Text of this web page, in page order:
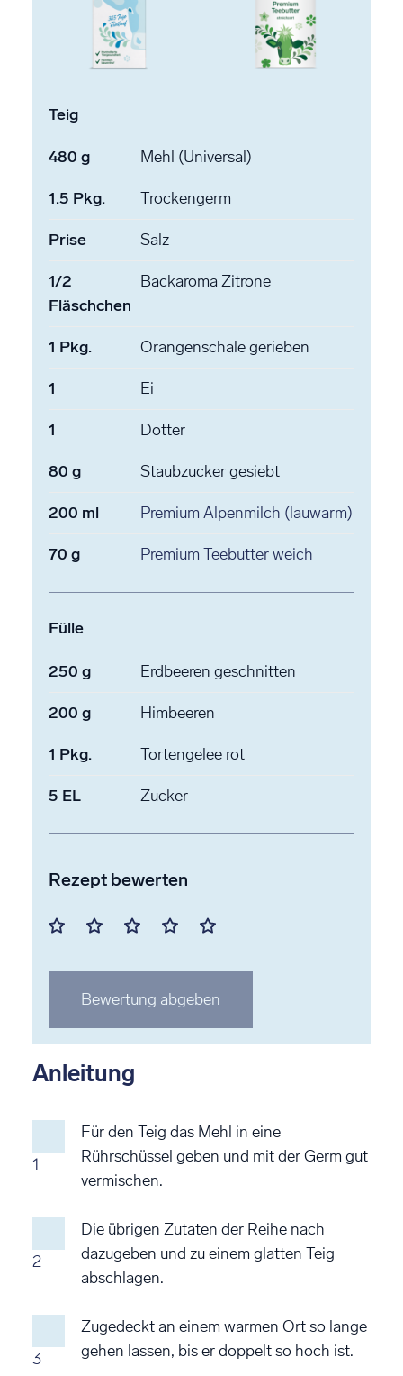
Teig
480 g Mehl (Universal)
1.5 Pkg. Trockengerm
Prise Salz
1/2
Fläschchen
Backaroma Zitrone
1 Pkg. Orangenschalegerieben
1 Ei
1 Dotter
80 g Staubzuckergesiebt
200 ml Premium Alpenmilch (lauwarm)
70 g Premium Teebutterweich
Fülle
250 g Erdbeeren geschnitten
200 g Himbeeren
1 Pkg. Tortengelee rot
5 EL Zucker
Rezept bewerten
Mit
Stern
bewerten
Mit
Stern
bewerten
Mit
Stern
bewerten
Mit
Stern
bewerten
Mit
Stern
bewerten
Bewertung abgeben
Anleitung
1
Für den Teig das Mehl in eine
Rührschüssel geben und mit der Germ gut
vermischen.
2
Die übrigen Zutaten der Reihe nach
dazugeben und zu einem glatten Teig
abschlagen.
3
Zugedeckt an einem warmen Ort so lange
gehen lassen, bis er doppelt so hoch ist.